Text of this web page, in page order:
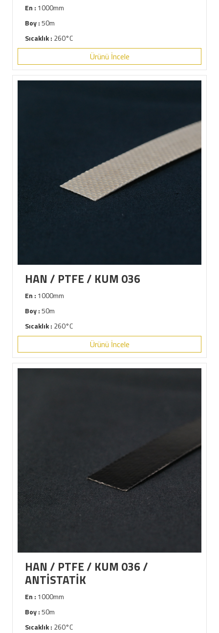
En : 1000mm
Boy :50m
Sıcaklık : 260°C
Ürünü İncele
HAN / PTFE / KUM 036
En : 1000mm
Boy :50m
Sıcaklık : 260°C
Ürünü İncele
HAN / PTFE / KUM 036 /
ANTİSTATİK
En : 1000mm
Boy :50m
Sıcaklık : 260°C